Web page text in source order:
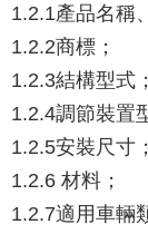
1.2.1產品名稱
1.2.2商標；
1.2.3結構型式；
1.2.4調節裝置
1.2.5安裝尺寸；
1.2.6 材料；
1.2.7適用車輛